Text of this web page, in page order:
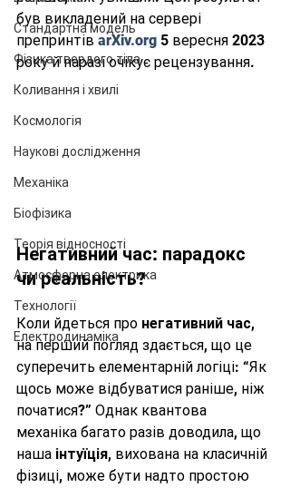
Стандартна модель
Фізика твердого тіла
Коливання і хвилі
Космологія
Наукові дослідження
Механіка
Біофізика
Теорія відносності
Атмосферна електрика
Технології
Електродинаміка
був викладений на сервері
препринтів arXiv.org 5 вересня 2023
року й наразі очікує рецензування.
Негативний час: парадокс
чи реальність?
Коли йдеться про негативний час,
на перший погляд здається, що це
суперечить елементарній логіці: “Як
щось може відбуватися раніше, ніж
початися?” Однак квантова
механіка багато разів доводила, що
наша інтуїція, вихована на класичній
фізиці, може бути надто простою